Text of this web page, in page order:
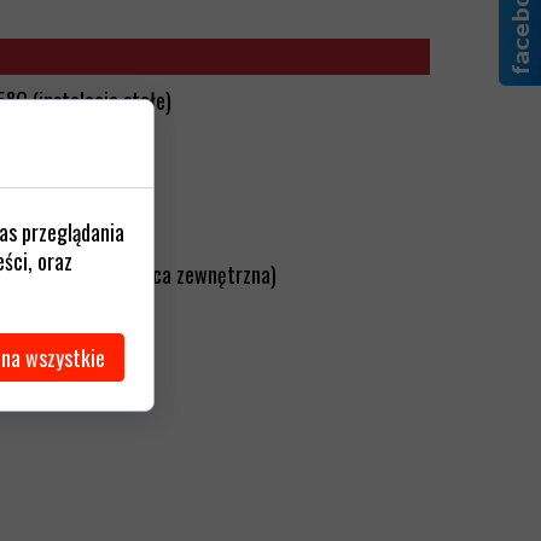
(instalacje stałe)
- 5xØ (Ø - średnica zewnętrzna)
przeglądania
oraz
wszystkie